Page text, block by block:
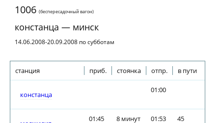
1006 (беспересадочный вагон)
констанца — минск
14.06.2008-20.09.2008 по субботам
станция приб. стоянка отпр. в пути
констанца
01:00
01:45 8 минут 01:53
45